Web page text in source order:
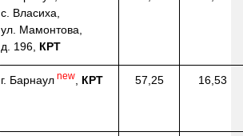
с. Власиха,
ул. Мамонтова,
д. 196, КРТ
г. Барнаул new КРТ 57,25 16,53